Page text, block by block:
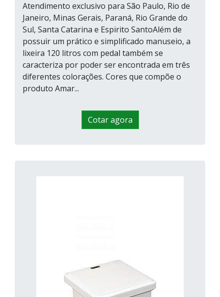
Atendimento exclusivo para São Paulo, Rio de
Janeiro, Minas Gerais, Paraná, Rio Grande do
Sul, Santa Catarina e Espirito SantoAlém de
possuir um prático e simplificado manuseio, a
lixeira 120 litros com pedal também se
caracteriza por poder ser encontrada em três
diferentes colorações. Cores que compõe o
produto Amar...
Cotar agora